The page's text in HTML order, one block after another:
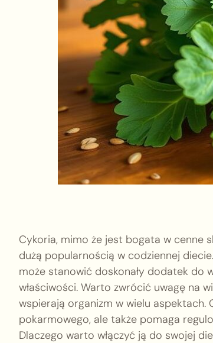
Cykoria, mimo że jest bogata w cenne
dużą popularnością w codziennej
może stanowić doskonały dodatek do
właściwości. Warto zwrócić uwagę na
wspierają organizm w wielu aspektach.
pokarmowego, ale także pomaga
Dlaczego warto włączyć ją do swojej